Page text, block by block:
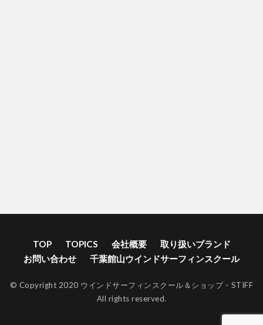
TOP TOPICS 会社概要
取り扱いブランド
お問い合わせ
千葉館山ウインドサーフィンスクール
© Copyright 2020 ウインドサーフィンスクール＆ショップ・STIFF
All rights reserved.